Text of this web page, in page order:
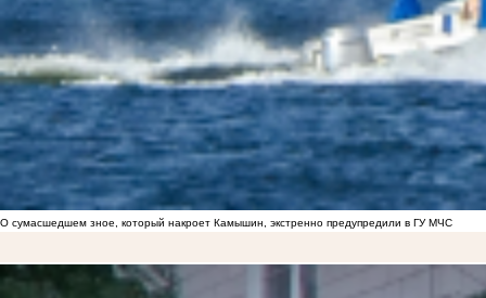
О сумасшедшем зное, который накроет Камышин, экстренно предупредили в ГУ МЧС